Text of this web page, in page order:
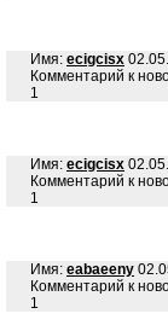
Имя: ecigcisx
Комментарий к
1
Имя: ecigcisx
Комментарий к
1
Имя: eabaeeny
Комментарий к
1